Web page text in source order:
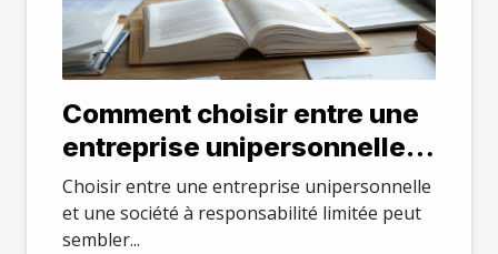
Comment choisir entre une
entreprise unipersonnelle
et une société à
responsabilité limitée ?
Choisir entre une entreprise unipersonnelle
et une société à responsabilité limitée peut
sembler...